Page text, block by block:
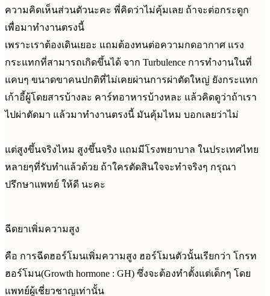
ความคิดเห็นส่วนตัวนะคะ พี่คิดว่าไม่คุ้มเลย ถ้าจะต่อกระดูก
เพื่อมาทำงานตรงนี้
เพราะเราต้องเดินเยอะ แถมต้องทนต่อความกดอากาศ แรง
กระแทกที่สามารถเกิดขึ้นได้ จาก Turbulence การทำงานในที่
แคบๆ ขนาดขาคนปกติที่ไม่เคยผ่านการผ่าตัดใหญ่ ยังกระแทก
เก้าอี้ผู้โดยสารบ้างละ คาร์ทอาหารบ้างหละ แล้วคิดดูว่าถ้าเรา
ไปผ่าตัดมา แล้วมาทำงานตรงนี้ มันคุ้มไหม บอกเลยว่าไม่
แต่สูงขึ้นจริงไหม สูงขึ้นจริง แถมมีโรงพยาบาล ในประเทศไทย
หลายๆที่รับทำแล้วด้วย ถ้าใครตัดสินใจจะทำจริงๆ กรุณา
ปรึกษาแพทย์ ให้ดี นะคะ
ฉีดยาเพิ่มความสูง
คือ การฉีดฮอร์โมนเพิ่มความสูง ฮอร์โมนตัวนั้นเรียกว่า โกรท
ฮอร์โมน(Growth hormone : GH) ซึ่งจะต้องทำตั้งแต่เด็กๆ โดย
แพทย์ผู้เชี่ยวชาญเท่านั้น